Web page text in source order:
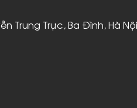
Trung Trực, Ba Đình, Hà